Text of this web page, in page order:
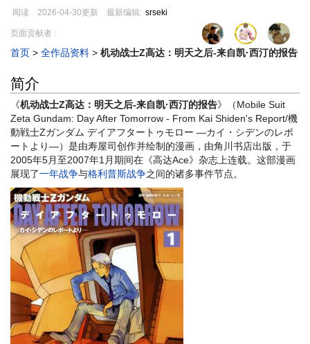
阅读 2026-04-30更新 最新编辑: srseki
跳
导
跳
搜
页面贡献者 :
首页 > 全作品资料 > 机动战士Z高达：明天之后-来自凯·西汀的报告
简介
《机动战士Z高达：明天之后-来自凯·西汀的报告》（Mobile Suit
Zeta Gundam: Day After Tomorrow - From Kai Shiden's Report/機
動戦士Ζガンダム デイアフタートゥモロー ―カイ・シデンのレポ
ートより―）是由寿屋司创作并绘制的漫画，由角川书店出版，于
2005年5月至2007年1月期间在《高达Ace》杂志上连载。这部漫画
展现了一年战争与格利普斯战争之间的诸多事件节点。